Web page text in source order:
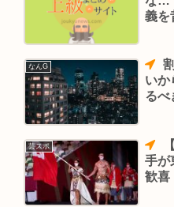
義を
なんG
割とまじで東京一極集中やば
いか
るべ
芸スポ
手が
歓喜